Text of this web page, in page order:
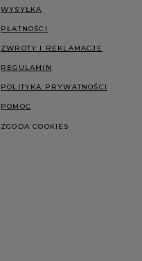
WYSYŁKA
PŁATNOŚCI
ZWROTY I REKLAMACJE
REGULAMIN
POLITYKA PRYWATNOŚCI
POMOC
ZGODA COOKIES